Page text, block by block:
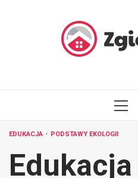
EDUKACJA PODSTAWY EKOLOGII
Edukacja